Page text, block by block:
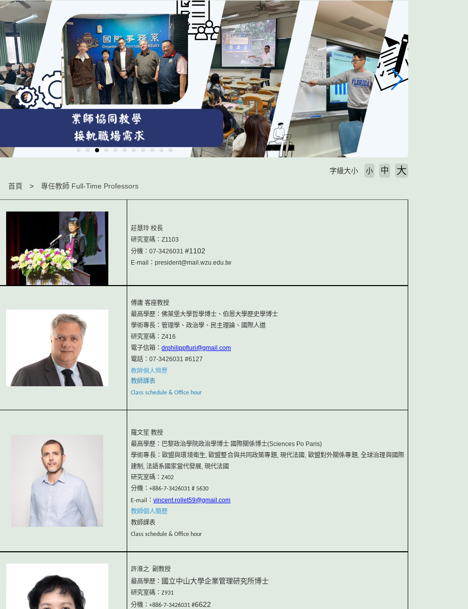
首頁 專任教師 Full-Time Professors
字級大小 小 中 大
莊慧玲 校長
研究室碼：Z1103
分機：07-3426031#1102
E-mail：president@mail.wzu.edu.tw
傅庸 客座教授
最高學歷：佛萊堡大學哲學博士、伯恩大學歷史學博士
學術專長：管理學、政治學、民主理論、國際人道
研究室碼：Z416
電子信箱：drphilippfluri@gmail.com
電話：07-3426031 #6127
教師個人簡歷
教師課表
Class schedule & Office hour
羅文笙 教授
最高學歷：巴黎政治學院政治學博士 國際關係博士(Sciences Po Paris)
學術專長：歐盟與環境衛生, 歐盟整合與共同政策專題, 現代法國, 歐盟對外關係專題, 全球治理與國際
建制, 法語系國家當代發展, 現代法國
研究室碼：Z402
分機：+886-7-3426031 # 5630
E-mail：vincent.rollet59@gmail.com
教師個人簡歷
教師課表
Class schedule & Office hour
許淮之 副教授
最高學歷： 國立中山大學企業管理研究所博士
研究室碼：Z931
分機：+886-7-3426031 #6622